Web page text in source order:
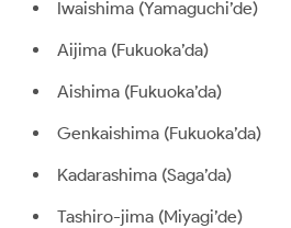
Iwaishima (Yamaguchi’de)
Aijima (Fukuoka’da)
Aishima (Fukuoka’da)
Genkaishima (Fukuoka’da)
Kadarashima (Saga’da)
Tashiro-jima (Miyagi’de)